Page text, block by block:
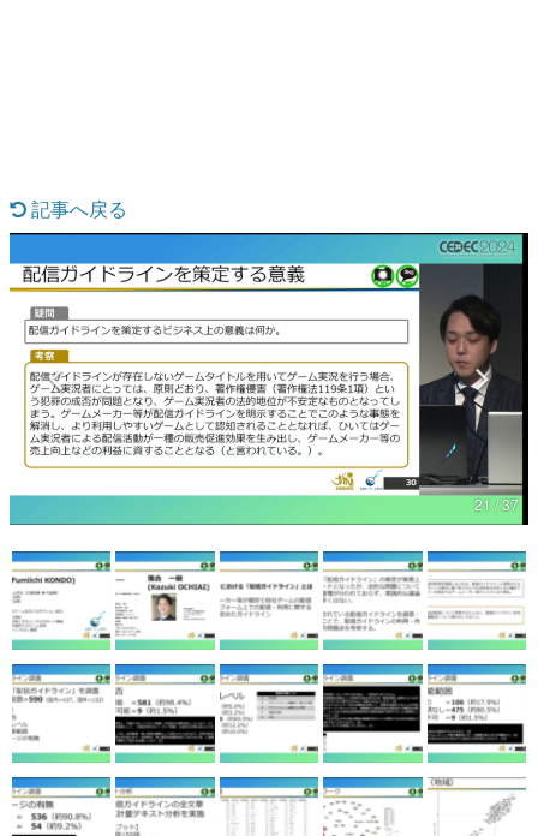
なんでゲームは面白い？
ゲーム開発者・hamatsu氏がゲームの魅力を画面や操作の
具体的な形から解き明かしていく、硬派で骨太な評論連載
です。
ゲームが変えた日本語
「経験値」「裏技」「ラスボス」… ゲームにまつわる言葉
の起源や用法の変遷を、コンピューター文化史研究家・タ
イニーP氏が徹底調査。
マンガ
女性向け
アプリレビュー
その他
電ファミニコゲーマーとは？
記事へ戻る
21 / 37